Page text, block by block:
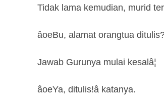
Tidak lama kemudian, murid
âoeBu, alamat orangtua
Jawab Gurunya mulai kesalâ¦
âoeYa, ditulis!â katanya.